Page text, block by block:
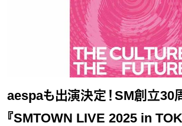
aespaも出演決定！SM創立30
『SMTOWN LIVE 2025 in